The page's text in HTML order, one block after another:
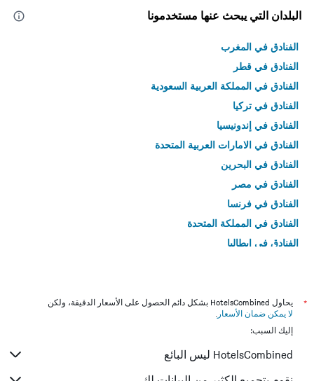
البلدان التي يبحث عنها مستخدمونا
الفنادق في المغرب
الفنادق في قطر
الفنادق في المملكة العربية السعودية
الفنادق في تركيا
الفنادق في إندونيسيا
الفنادق في الامارات العربية المتحدة
الفنادق في البحرين
الفنادق في مصر
الفنادق في فرنسا
الفنادق في المملكة المتحدة
الفنادق في إيطاليا
*
يحاول HotelsCombined بشكل دائم الحصول على الأسعار الدقيقة، ولكن
لا يمكن ضمان الأسعار .
إليك السبب:
HotelsCombined ليس البائع